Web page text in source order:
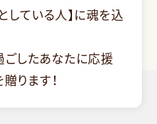
している人】に魂を込
したあなたに応援
ります！